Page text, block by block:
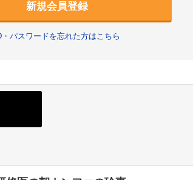
新規会員登録
・パスワードを忘れた方はこちら